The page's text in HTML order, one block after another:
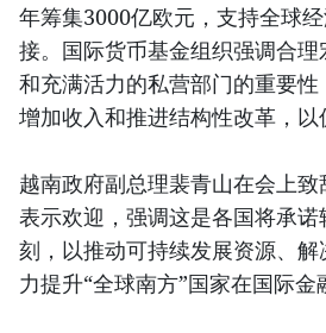
年筹集3000亿欧元，支持全球
接。国际货币基金组织强调合
和充满活力的私营部门的重要性
增加收入和推进结构性改革，以
越南政府副总理裴青山在会上
表示欢迎，强调这是各国将承
刻，以推动可持续发展资源、
力提升“全球南方”国家在国际金